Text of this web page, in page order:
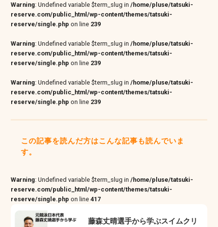
Warning: Undefined variable $term_slug in/home/pluse/tatsuki-
reserve.com/public_html/wp-content/themes/tatsuki-
reserve/single.php on line 239
Warning: Undefined variable $term_slug in/home/pluse/tatsuki-
reserve.com/public_html/wp-content/themes/tatsuki-
reserve/single.php on line 239
Warning: Undefined variable $term_slug in/home/pluse/tatsuki-
reserve.com/public_html/wp-content/themes/tatsuki-
reserve/single.php on line 239
この記事を読んだ方はこんな記事も読んでいま
す。
Warning: Undefined variable $term_slug in/home/pluse/tatsuki-
reserve.com/public_html/wp-content/themes/tatsuki-
reserve/single.php on line417
藤森丈晴選手から学ぶスイムクリ